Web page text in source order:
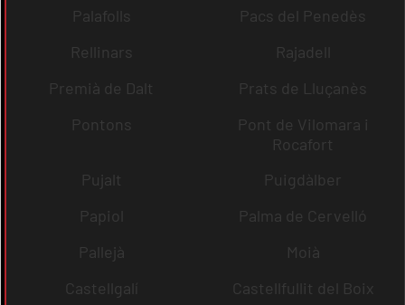
Palafolls
Pacs del Penedès
Rellinars
Rajadell
Premià de Dalt
Prats de Lluçanès
Pontons
Pont de Vilomara i
Rocafort
Pujalt
Puigdàlber
Papiol
Palma de Cervelló
Pallejà
Moià
Castellgalí
Castellfullit del Boix